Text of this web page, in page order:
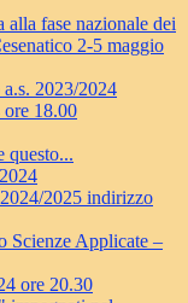
alla fase nazionale dei
2-5 maggio
2023/2024
18.00
questo...
2025 indirizzo
Scienze Applicate –
ore 20.30